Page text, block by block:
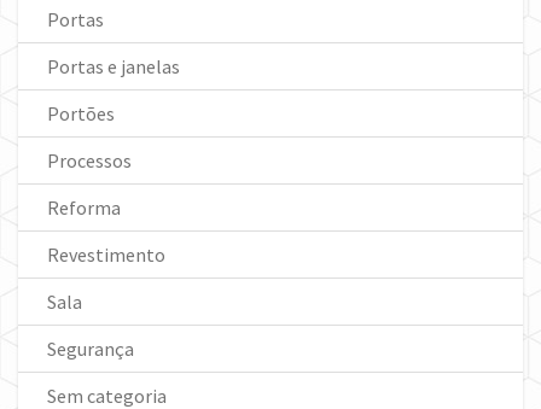
Portas
Portas e janelas
Portões
Processos
Reforma
Revestimento
Sala
Segurança
Sem categoria